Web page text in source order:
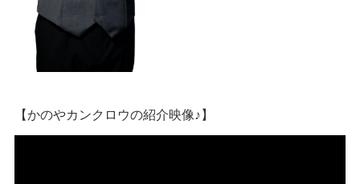
【かのやカンクロウの紹介映像♪】